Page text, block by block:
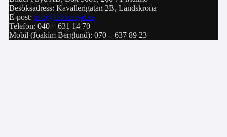
Besöksadress: Kavallerigatan 2B, Landskrona
E-post: info@bilderisyd.se
Telefon: 040 – 631 14 70
Mobil (Joakim Berglund): 070 – 637 89 23